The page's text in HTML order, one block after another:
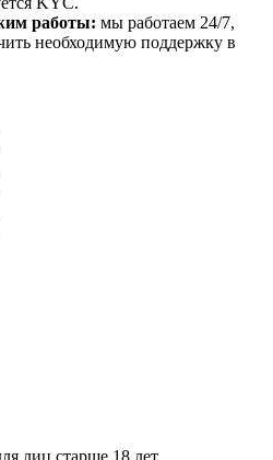
работы: мы работаем 24/7,
необходимую поддержку в
лиц старше 18 лет